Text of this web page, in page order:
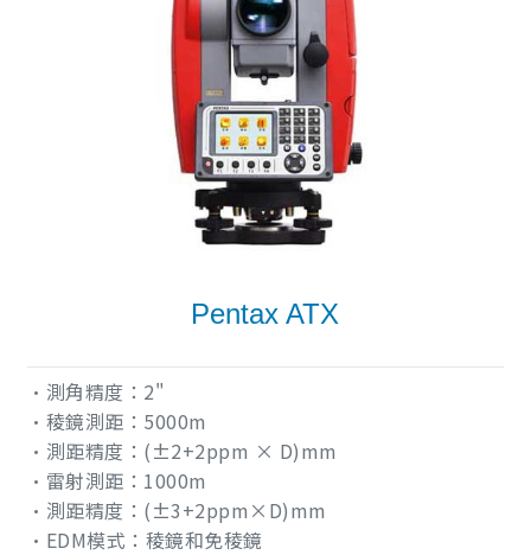
Pentax ATX
•測角精度：2"
•稜鏡測距：5000m
•測距精度：(±2+2ppm × D)mm
•雷射測距：1000m
•測距精度：(±3+2ppm×D)mm
•EDM模式：稜鏡和免稜鏡